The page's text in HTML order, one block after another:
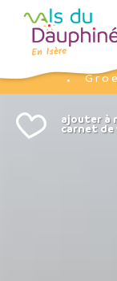
Cookies beheer paneel